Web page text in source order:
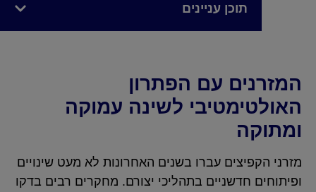
תוכן עניינים
המזרנים עם הפתרון
האולטימטיבי לשינה עמוקה
ומתוקה
מזרני הקפיצים עברו בשנים האחרונות לא מעט שינויים
ופיתוחים חדשניים בתהליכי יצורם. מחקרים רבים בדקו